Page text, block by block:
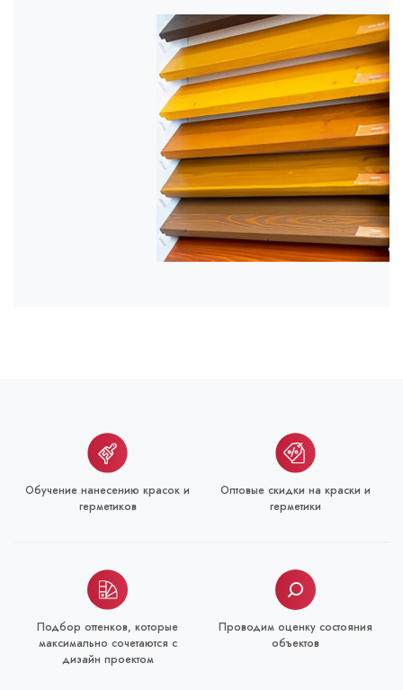
Обучение нанесению красок и
герметиков
Оптовые скидки на краски и
герметики
Подбор оттенков, которые
максимально сочетаются с
дизайн проектом
Проводим оценку состояния
объектов